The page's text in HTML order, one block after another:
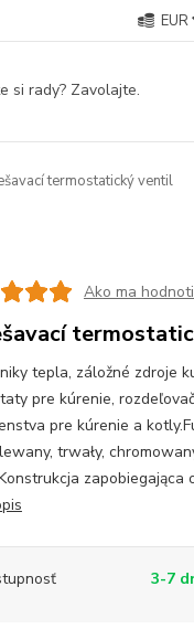
EUR
si rady? Zavolajte.
termostatický ventil
Ako ma
tepla, záložné zdroje
pre kúrenie,
pre kúrenie a
trwały,
zapobiegająca
3-7